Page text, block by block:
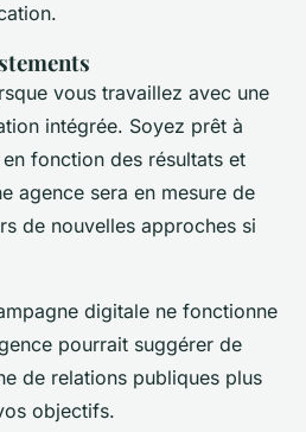
vous travaillez avec une
intégrée. Soyez prêt à
fonction des résultats et
agence sera en mesure de
de nouvelles approches si
digitale ne fonctionne
pourrait suggérer de
de relations publiques plus
objectifs.